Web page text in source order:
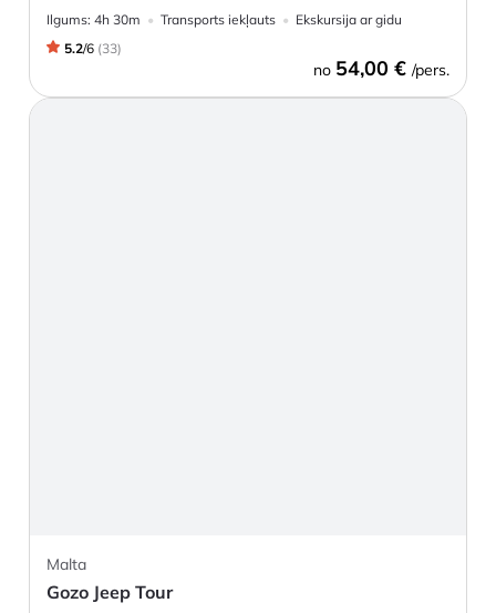
Ilgums: 4h 30m Transports iekļauts
Ekskursija ar gidu
5.2/6 (33)
no 54,00 € /pers.
Malta
Gozo Jeep Tour